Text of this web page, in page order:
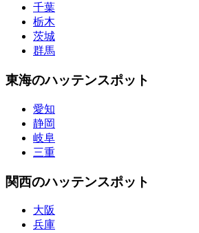
千葉
栃木
茨城
群馬
東海のハッテンスポット
愛知
静岡
岐阜
三重
関西のハッテンスポット
大阪
兵庫